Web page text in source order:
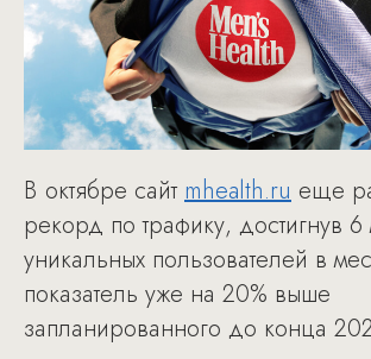
В октябре сайт mhealth.ru еще
рекорд по трафику, достигнув
уникальных пользователей в
показатель уже на 20% выше
запланированного до конца